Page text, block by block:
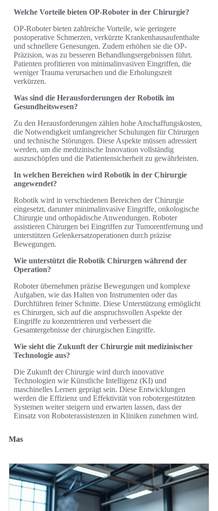
Welche Vorteile bieten OP-Roboter in der Chirurgie?
OP-Roboter bieten zahlreiche Vorteile, wie geringere
postoperative Schmerzen, verkürzte Krankenhausaufenthalte
und schnellere Genesungen. Zudem erhöhen sie die OP-
Präzision, was zu besseren Behandlungsergebnissen führt.
Patienten profitieren von minimalinvasiven Eingriffen, die
weniger Trauma verursachen und die Erholungszeit
verkürzen.
Was sind die Herausforderungen der Robotik im
Gesundheitswesen?
Zu den Herausforderungen zählen hohe Anschaffungskosten,
die Notwendigkeit umfangreicher Schulungen für Chirurgen
und technische Störungen. Diese Aspekte müssen adressiert
werden, um die medizinische Innovation vollständig
auszuschöpfen und die Patientensicherheit zu gewährleisten.
In welchen Bereichen wird Robotik in der Chirurgie
angewendet?
Robotik wird in verschiedenen Bereichen der Chirurgie
eingesetzt, darunter minimalinvasive Eingriffe, onkologische
Chirurgie und orthopädische Anwendungen. Roboter
assistieren Chirurgen bei Eingriffen zur Tumorentfernung und
unterstützen Gelenkersatzoperationen durch präzise
Bewegungen.
Wie unterstützt die Robotik Chirurgen während der
Operation?
Roboter übernehmen präzise Bewegungen und komplexe
Aufgaben, wie das Halten von Instrumenten oder das
Durchführen feiner Schnitte. Diese Unterstützung ermöglicht
es Chirurgen, sich auf die anspruchsvollen Aspekte der
Eingriffe zu konzentrieren und verbessert die
Gesamtergebnisse der chirurgischen Eingriffe.
Wie sieht die Zukunft der Chirurgie mit medizinischer
Technologie aus?
Die Zukunft der Chirurgie wird durch innovative
Technologien wie Künstliche Intelligenz (KI) und
maschinelles Lernen geprägt sein. Diese Entwicklungen
werden die Effizienz und Effektivität von robotergestützten
Systemen weiter steigern und erwarten lassen, dass der
Einsatz von Roboterassistenzen in Kliniken zunehmen wird.
Mas